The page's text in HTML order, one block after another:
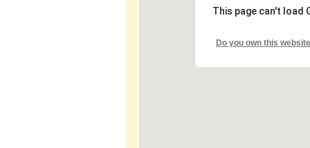
This page can't load
Do you own this